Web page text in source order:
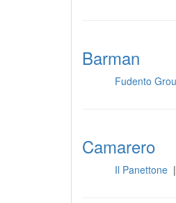
Barman
Fudento
Camarero
Il Panettone |